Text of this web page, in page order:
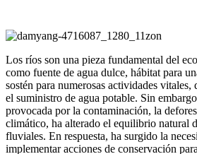
Los ríos son una pieza fundamental del
como fuente de agua dulce, hábitat para
sostén para numerosas actividades vitales,
el suministro de agua potable. Sin
provocada por la contaminación, la
climático, ha alterado el equilibrio natural
fluviales. En respuesta, ha surgido la
implementar acciones de conservación